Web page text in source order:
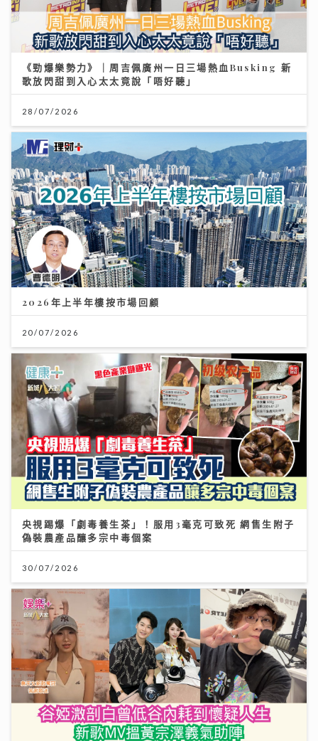
《勁爆樂勢力》｜周吉佩廣州一日三場熱血Busking 新
歌放閃甜到入心太太竟說「唔好聽」
28/07/2026
2026年上半年樓按市場回顧
20/07/2026
央視踢爆「劇毒養生茶」！服用3毫克可致死 網售生附子
偽裝農產品釀多宗中毒個案
30/07/2026